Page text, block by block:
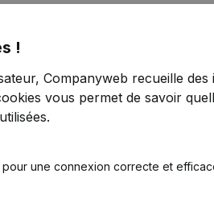
!
Companyweb recueille
vous permet de savoir
une connexion correcte et